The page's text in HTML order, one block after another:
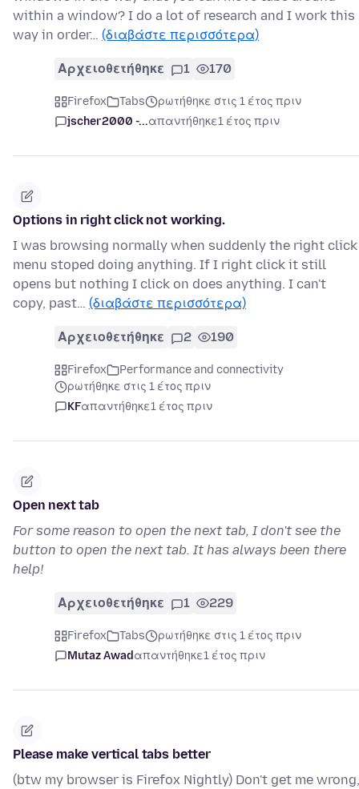
within a window? I do a lot of research and I work this
way in order… (διαβάστε περισσότερα)
Αρχειοθετήθηκε 1 170
Firefox Tabs
ρωτήθηκε στις 1 έτος πριν
jscher2000 -...απαντήθηκε1 έτος πριν
Options in right click not working.
I was browsing normally when suddenly the right click
menu stoped doing anything. If I right click it still
opens but nothing I click on does anything. I can't
copy, past… (διαβάστε περισσότερα)
Αρχειοθετήθηκε 2 190
Firefox
Performance and connectivity
ρωτήθηκε στις 1 έτος πριν
KFαπαντήθηκε1 έτος πριν
Open next tab
For some reason to open the next tab, I don't see the
button to open the next tab. It has always been there
help!
Αρχειοθετήθηκε 1 229
Firefox Tabs
ρωτήθηκε στις 1 έτος πριν
Mutaz Awadαπαντήθηκε1 έτος πριν
Please make vertical tabs better
(btw my browser is Firefox Nightly) Don't get me wrong,